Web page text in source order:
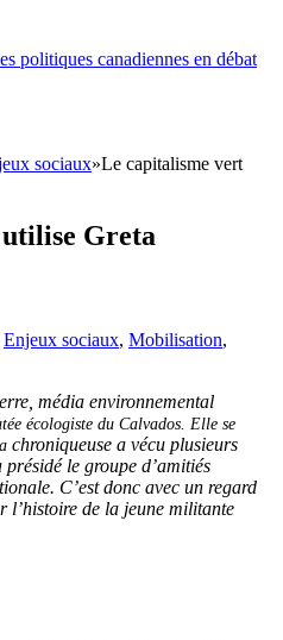
politiques canadiennes en débat
sociaux»Le capitalisme vert
Greta
Enjeux sociaux, Mobilisation,
média environnemental
écologiste du Calvados. Elle se
chroniqueuse a vécu plusieurs
le groupe d’amitiés
C’est donc avec un regard
l’histoire de la jeune militante